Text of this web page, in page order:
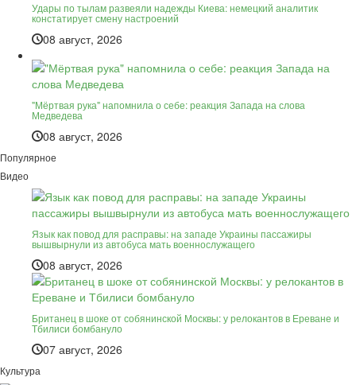
Удары по тылам развеяли надежды Киева: немецкий аналитик
констатирует смену настроений
08 август, 2026
"Мёртвая рука" напомнила о себе: реакция Запада на слова
Медведева
08 август, 2026
Популярное
Видео
Язык как повод для расправы: на западе Украины пассажиры
вышвырнули из автобуса мать военнослужащего
08 август, 2026
Британец в шоке от собянинской Москвы: у релокантов в Ереване и
Тбилиси бомбануло
07 август, 2026
Культура